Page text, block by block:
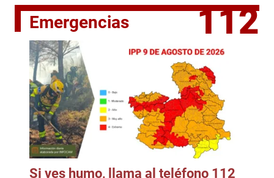
Emergencias 112
Si ves humo, llama al teléfono 112